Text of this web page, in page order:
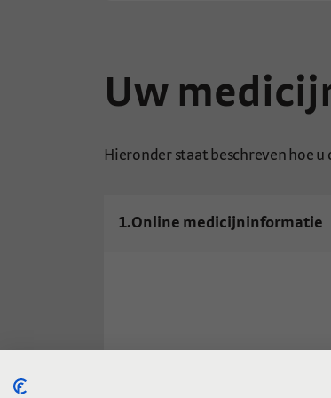
Uw
Hieronder staat beschreven hoe
1.Online medicijninformatie